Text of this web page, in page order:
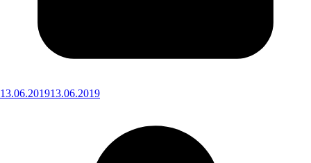
13.06.201913.06.2019